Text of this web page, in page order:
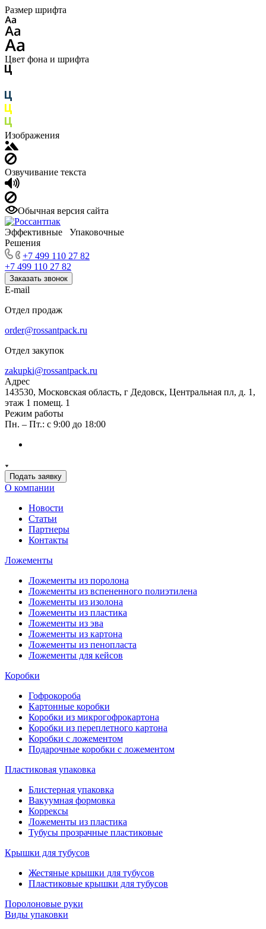
Размер шрифта
Цвет фона и шрифта
Изображения
Озвучивание текста
Обычная версия сайта
Эффективные Упаковочные
Решения
+7 499 110 27 82
+7 499 110 27 82
Заказать звонок
E-mail
Отдел продаж
order@rossantpack.ru
Отдел закупок
zakupki@rossantpack.ru
Адрес
143530, Московская область, г Дедовск, Центральная пл, д. 1,
этаж 1 помещ. 1
Режим работы
Пн. – Пт.: с 9:00 до 18:00
Подать заявку
О компании
Новости
Статьи
Партнеры
Контакты
Ложементы
Ложементы из поролона
Ложементы из вспененного полиэтилена
Ложементы из изолона
Ложементы из пластика
Ложементы из эва
Ложементы из картона
Ложементы из пенопласта
Ложементы для кейсов
Коробки
Гофрокороба
Картонные коробки
Коробки из микрогофрокартона
Коробки из переплетного картона
Коробки с ложементом
Подарочные коробки с ложементом
Пластиковая упаковка
Блистерная упаковка
Вакуумная формовка
Коррексы
Ложементы из пластика
Тубусы прозрачные пластиковые
Крышки для тубусов
Жестяные крышки для тубусов
Пластиковые крышки для тубусов
Поролоновые руки
Виды упаковки